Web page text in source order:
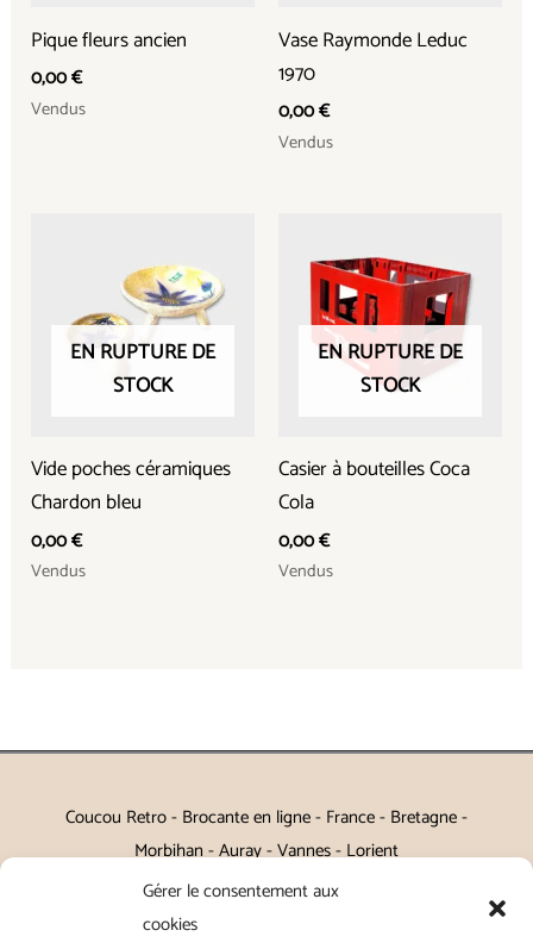
Gérer le consentement aux
cookies
Pique fleurs ancien
0,00€
Vendus
Vase Raymonde Leduc
1970
0,00€
Vendus
EN RUPTURE DE
STOCK
Vide poches céramiques
Chardon bleu
0,00€
Vendus
EN RUPTURE DE
STOCK
Casier à bouteilles Coca
Cola
0,00€
Vendus
Coucou Retro - Brocante en ligne - France - Bretagne -
Morbihan - Auray - Vannes - Lorient
Petits meubles, décoration, miroirs, luminaires, Art de la table